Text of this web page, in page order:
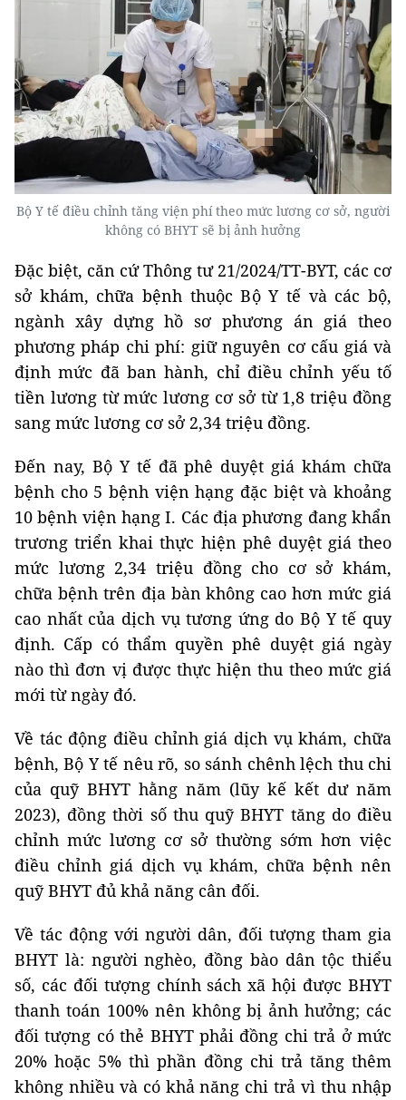
Bộ Y tế điều chỉnh tăng viện phí theo mức lương cơ sở, người
không có BHYT sẽ bị ảnh hưởng
Đặc biệt, căn cứ Thông tư 21/2024/TT-BYT, các cơ
sở khám, chữa bệnh thuộc Bộ Y tế và các bộ,
ngành xây dựng hồ sơ phương án giá theo
phương pháp chi phí: giữ nguyên cơ cấu giá và
định mức đã ban hành, chỉ điều chỉnh yếu tố
tiền lương từ mức lương cơ sở từ 1,8 triệu đồng
sang mức lương cơ sở 2,34 triệu đồng.
Đến nay, Bộ Y tế đã phê duyệt giá khám chữa
bệnh cho 5 bệnh viện hạng đặc biệt và khoảng
10 bệnh viện hạng I. Các địa phương đang khẩn
trương triển khai thực hiện phê duyệt giá theo
mức lương 2,34 triệu đồng cho cơ sở khám,
chữa bệnh trên địa bàn không cao hơn mức giá
cao nhất của dịch vụ tương ứng do Bộ Y tế quy
định. Cấp có thẩm quyền phê duyệt giá ngày
nào thì đơn vị được thực hiện thu theo mức giá
mới từ ngày đó.
Về tác động điều chỉnh giá dịch vụ khám, chữa
bệnh, Bộ Y tế nêu rõ, so sánh chênh lệch thu chi
của quỹ BHYT hằng năm (lũy kế kết dư năm
2023), đồng thời số thu quỹ BHYT tăng do điều
chỉnh mức lương cơ sở thường sớm hơn việc
điều chỉnh giá dịch vụ khám, chữa bệnh nên
quỹ BHYT đủ khả năng cân đối.
Về tác động với người dân, đối tượng tham gia
BHYT là: người nghèo, đồng bào dân tộc thiểu
số, các đối tượng chính sách xã hội được BHYT
thanh toán 100% nên không bị ảnh hưởng; các
đối tượng có thẻ BHYT phải đồng chi trả ở mức
20% hoặc 5% thì phần đồng chi trả tăng thêm
không nhiều và có khả năng chi trả vì thu nhập